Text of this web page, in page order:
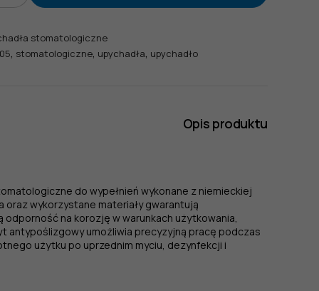
stomatologiczne
, stomatologiczne, upychadła, upychadło
Opis produktu
do wypełnień wykonane z niemieckiej
oraz wykorzystane materiały gwarantują
na korozję w warunkach użytkowania,
antypoślizgowy umożliwia precyzyjną pracę podczas
użytku po uprzednim myciu, dezynfekcji i